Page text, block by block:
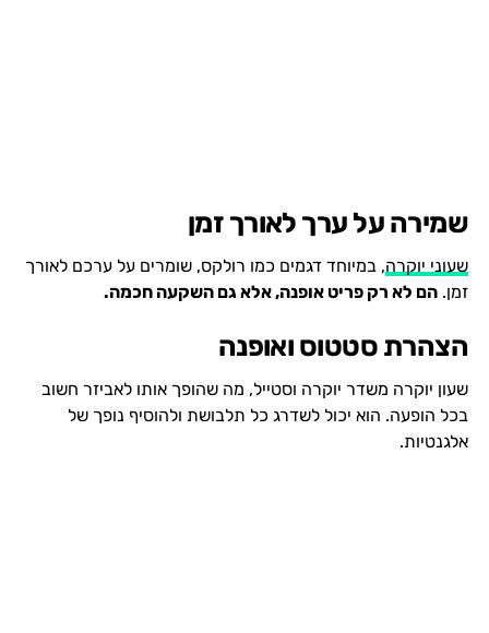
שמירה על ערך לאורך זמן
שעוני יוקרה, במיוחד דגמים כמו רולקס, שומרים על ערכם לאורך
זמן. הם לא רק פריט אופנה, אלא גם השקעה חכמה.
הצהרת סטטוס ואופנה
שעון יוקרה משדר יוקרה וסטייל, מה שהופך אותו לאביזר חשוב
בכל הופעה. הוא יכול לשדרג כל תלבושת ולהוסיף נופך של
אלגנטיות.